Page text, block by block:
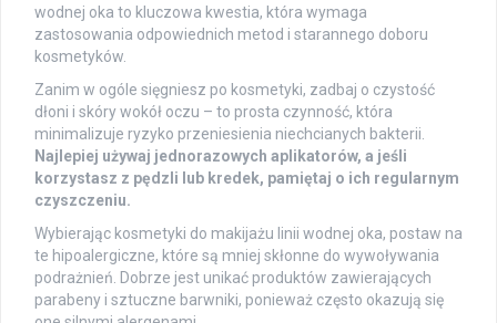
wodnej oka to kluczowa kwestia, która wymaga
zastosowania odpowiednich metod i starannego doboru
kosmetyków.
Zanim w ogóle sięgniesz po kosmetyki, zadbaj o czystość
dłoni i skóry wokół oczu – to prosta czynność, która
minimalizuje ryzyko przeniesienia niechcianych bakterii.
Najlepiej używaj jednorazowych aplikatorów, a jeśli
korzystasz z pędzli lub kredek, pamiętaj o ich regularnym
czyszczeniu.
Wybierając kosmetyki do makijażu linii wodnej oka, postaw na
te hipoalergiczne, które są mniej skłonne do wywoływania
podrażnień. Dobrze jest unikać produktów zawierających
parabeny i sztuczne barwniki, ponieważ często okazują się